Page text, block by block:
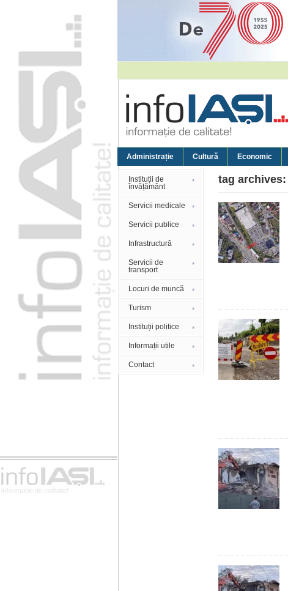
Administrație Cultură Economic
Instituții de
învățământ
Servicii medicale
Servicii publice
Infrastructură
Servicii de
transport
Locuri de muncă
Turism
Instituții politice
Informații utile
Contact
tag archives: